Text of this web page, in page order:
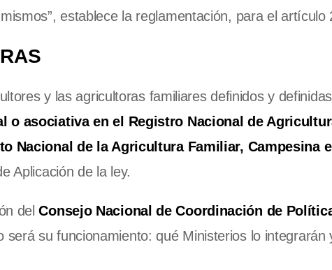
establece la reglamentación, para el artículo
y las agricultoras familiares definidos y
o asociativa en el Registro Nacional de
Nacional de la Agricultura Familiar, Campesina e
Aplicación de la ley.
delConsejo Nacional de Coordinación de
será su funcionamiento: qué Ministerios lo integrarán